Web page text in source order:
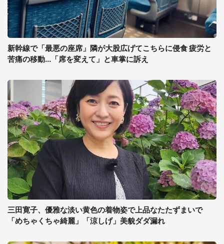
新幹線で「最悪の座席」隣が大股広げてこちらに侵食 疲労と
苦痛の移動...「席を変えて」と車掌に訴え
三田寛子、優雅な淡い黄色の着物姿で上品なたたずまいで
「めちゃくちゃ綺麗」「涼しげ」美貌ダダ漏れ